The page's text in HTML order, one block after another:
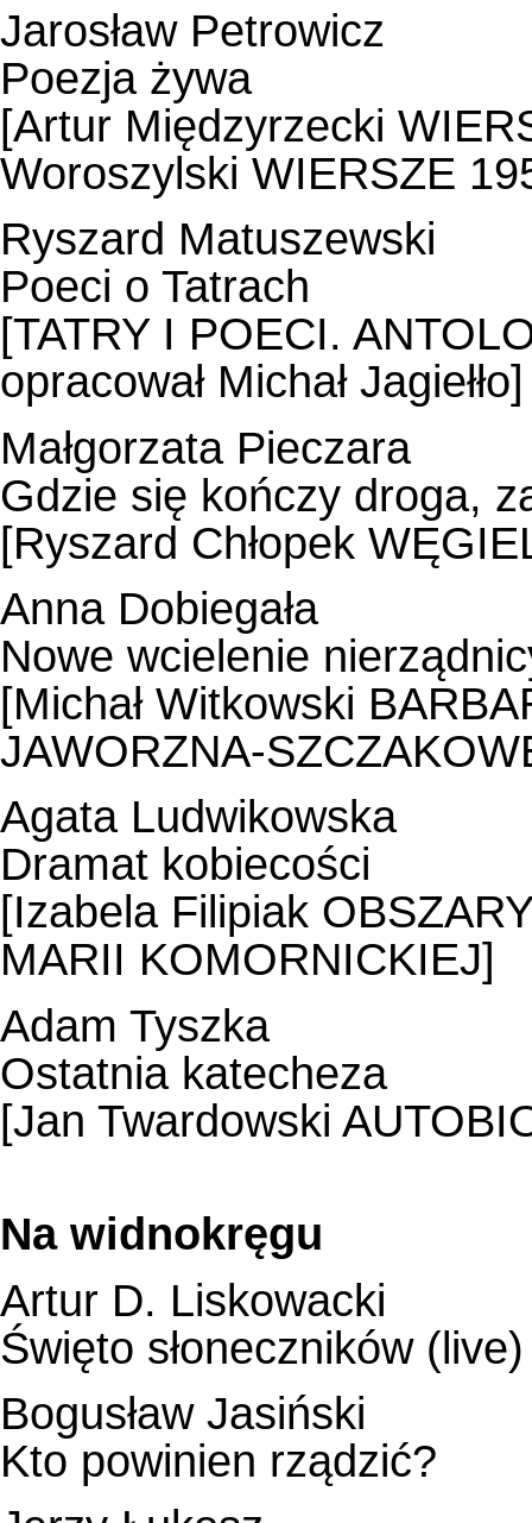
Jarosław Petrowicz
Poezja żywa
[Artur Międzyrzecki
Woroszylski WIERSZE
Ryszard Matuszewski
Poeci o Tatrach
[TATRY I POECI.
opracował Michał Jagiełło]
Małgorzata Pieczara
Gdzie się kończy droga,
[Ryszard Chłopek
Anna Dobiegała
Nowe wcielenie
[Michał Witkowski
JAWORZNA-
Agata Ludwikowska
Dramat kobiecości
[Izabela Filipiak
MARII KOMORNICKIEJ]
Adam Tyszka
Ostatnia katecheza
[Jan Twardowski
Na widnokręgu
Artur D. Liskowacki
Święto słoneczników (live)
Bogusław Jasiński
Kto powinien rządzić?